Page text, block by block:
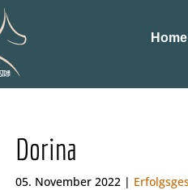
Home
Dorina
05. November 2022 |